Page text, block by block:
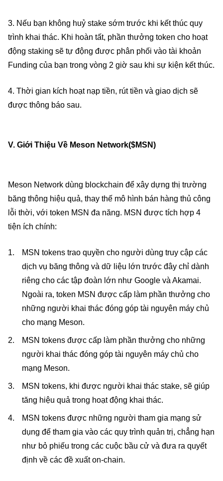
3. Nếu bạn không huỷ stake sớm trước khi kết thúc quy
trình khai thác. Khi hoàn tất, phần thưởng token cho hoạt
động staking sẽ tự động được phân phối vào tài khoản
Funding của bạn trong vòng 2 giờ sau khi sự kiện kết thúc.
4. Thời gian kích hoạt nạp tiền, rút tiền và giao dịch sẽ
được thông báo sau.
V. Giới Thiệu Về Meson Network($MSN)
Meson Network dùng blockchain để xây dựng thị trường
băng thông hiệu quả, thay thế mô hình bán hàng thủ công
lỗi thời, với token MSN đa năng. MSN được tích hợp 4
tiện ích chính:
MSN tokens trao quyền cho người dùng truy cập các
dịch vụ băng thông và dữ liệu lớn trước đây chỉ dành
riêng cho các tập đoàn lớn như Google và Akamai.
Ngoài ra, token MSN được cấp làm phần thưởng cho
những người khai thác đóng góp tài nguyên máy chủ
cho mạng Meson.
MSN tokens được cấp làm phần thưởng cho những
người khai thác đóng góp tài nguyên máy chủ cho
mạng Meson.
MSN tokens, khi được người khai thác stake, sẽ giúp
tăng hiệu quả trong hoạt động khai thác.
MSN tokens được những người tham gia mạng sử
dụng để tham gia vào các quy trình quản trị, chẳng hạn
như bỏ phiếu trong các cuộc bầu cử và đưa ra quyết
định về các đề xuất on-chain.